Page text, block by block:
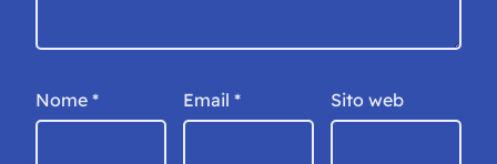
Nome * Email * Sito web